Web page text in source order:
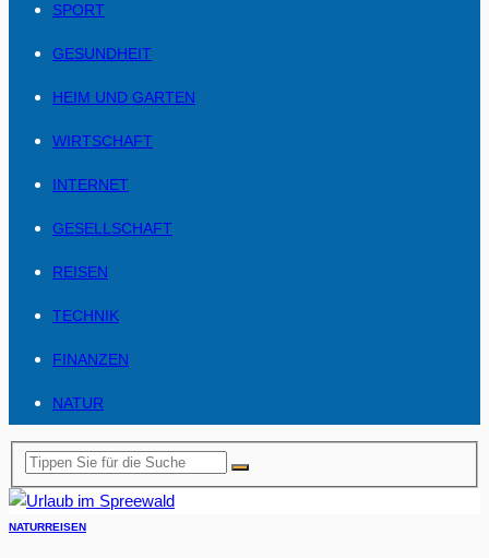
SPORT
GESUNDHEIT
HEIM UND GARTEN
WIRTSCHAFT
INTERNET
GESELLSCHAFT
REISEN
TECHNIK
FINANZEN
NATUR
NATURREISEN